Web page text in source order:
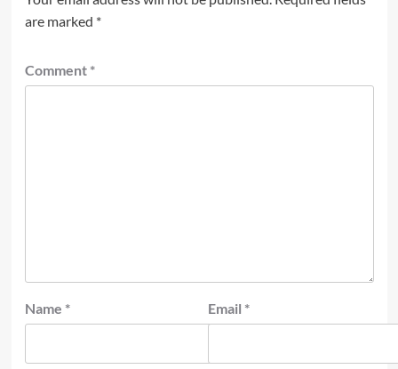
are marked *
Comment *
Name * Email *